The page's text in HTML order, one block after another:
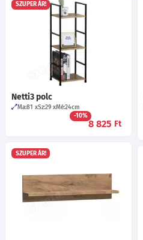
SZUPER ÁR!
Netti3 polc
Ma:81 Sz:29 Mé:24cm
-10%
8 825 Ft
SZUPER ÁR!